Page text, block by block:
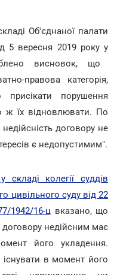
Об'єднаної палати
5 вересня 2019 року у
висновок, що
правова категорія,
порушення
ж їх відновлювати. По
договору не
є недопустимим".
складі колегії суддів
цивільного суду від 22
1942/16-ц вказано, що
договору недійсним має
його укладення.
існувати в момент його